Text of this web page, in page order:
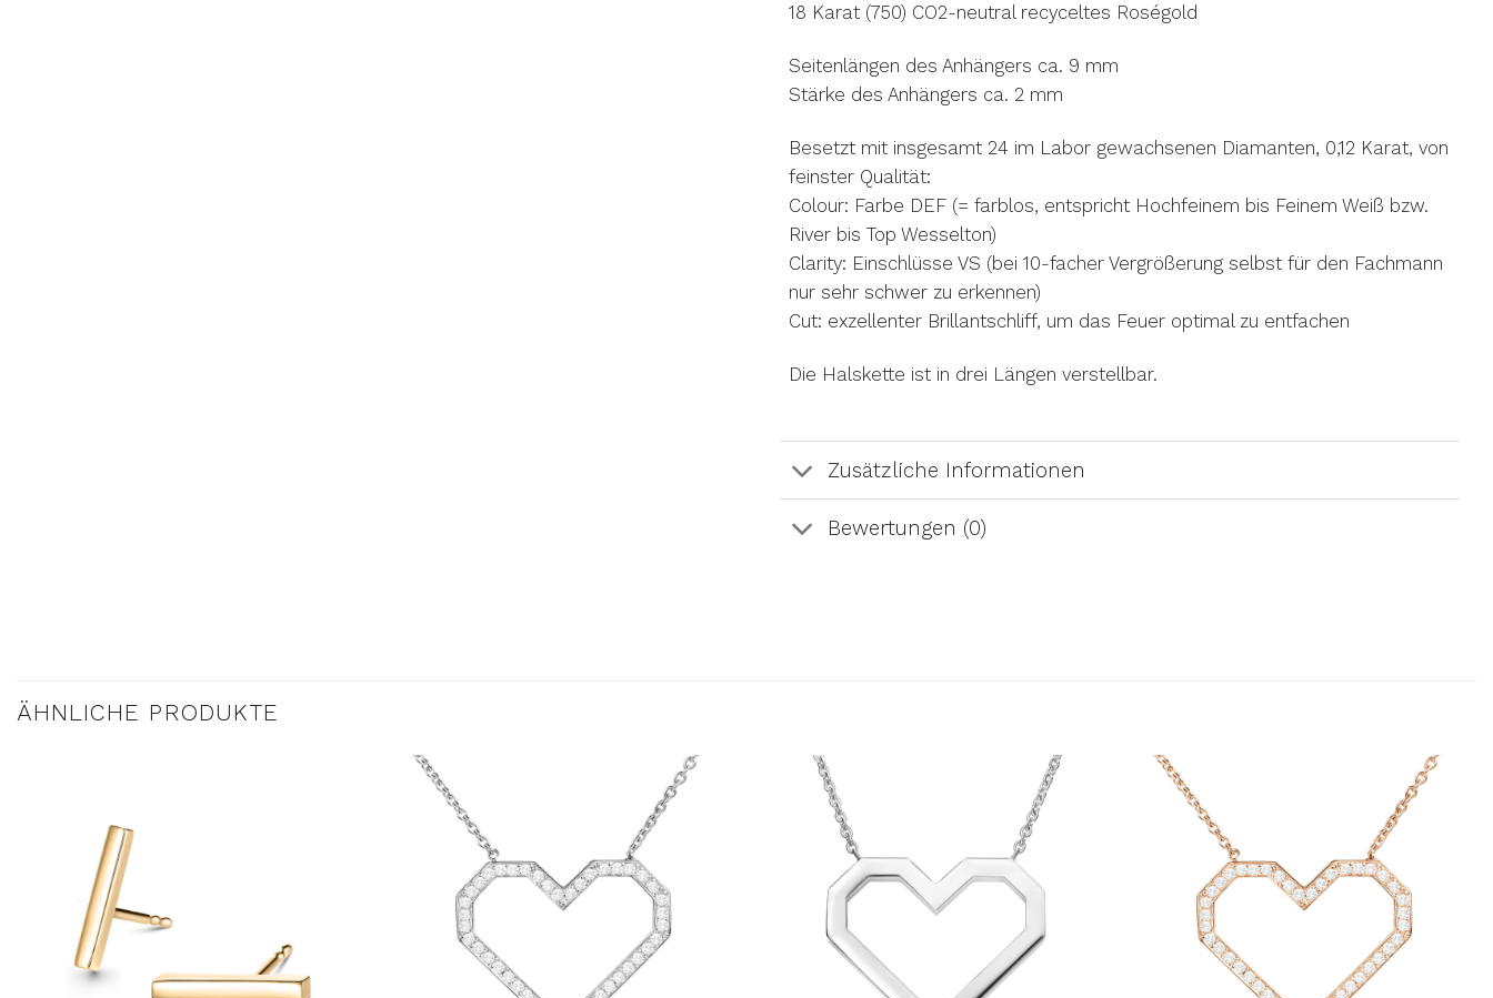
18 Karat (750) CO2-neutral recyceltes Roségold
Seitenlängen des Anhängers ca. 9 mm
Stärke des Anhängers ca. 2 mm
Besetzt mit insgesamt 24 im Labor gewachsenen Diamanten, 0,12 Karat, von
feinster Qualität:
Colour: Farbe DEF (= farblos, entspricht Hochfeinem bis Feinem Weiß bzw.
River bis Top Wesselton)
Clarity: Einschlüsse VS (bei 10-facher Vergrößerung selbst für den Fachmann
nur sehr schwer zu erkennen)
Cut: exzellenter Brillantschliff, um das Feuer optimal zu entfachen
Die Halskette ist in drei Längen verstellbar.
Zusätzliche Informationen
Bewertungen (0)
ÄHNLICHE PRODUKTE
AUF DIE
WUNSCHLISTE
AUF DIE
WUNSCHLISTE
AUF DIE
WUNSCHLISTE